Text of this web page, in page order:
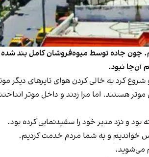
چون جاده توسط میوه‌فروشان کامل بند
آن‌جا نبود.
کرد به خالی کردن هوای تایرهای دیگر
هستند. اما مرا زدند و داخل موتر
و نزد مدیر خود را سفیدنمایی کرده بود.
می‌شوید.